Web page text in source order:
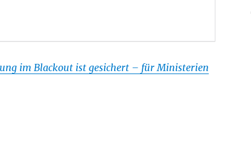
im Blackout ist gesichert – für Ministerien